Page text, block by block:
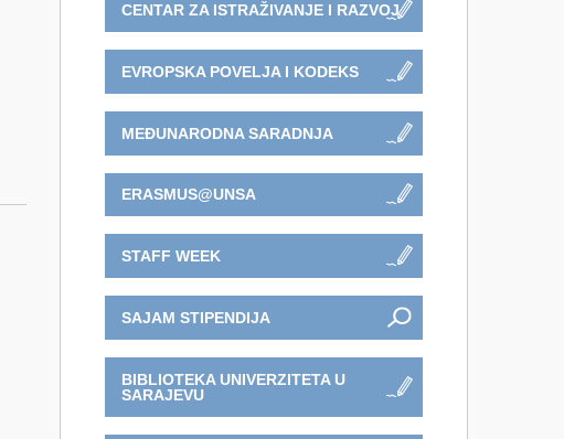
CENTAR ZA ISTRAŽIVANJE I RAZVOJ
EVROPSKA POVELJA I KODEKS
MEĐUNARODNA SARADNJA
ERASMUS@UNSA
STAFF WEEK
SAJAM STIPENDIJA
BIBLIOTEKA UNIVERZITETA U
SARAJEVU